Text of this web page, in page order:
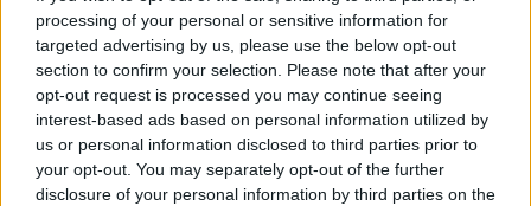
processing of your personal or sensitive information for
targeted advertising by us, please use the below opt-out
section to confirm your selection. Please note that after your
opt-out request is processed you may continue seeing
interest-based ads based on personal information utilized by
us or personal information disclosed to third parties prior to
your opt-out. You may separately opt-out of the further
disclosure of your personal information by third parties on the
Czytaj także:
Leonard – charakterystyka
Nie-Boska komedia – problematyka
Nie-Boska komedia – bohaterowie
Motyw poety. Omów zagadnienie na
podstawie Nie-Boskiej Komedii